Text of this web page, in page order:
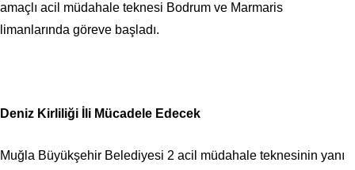
amaçlı acil müdahale teknesi Bodrum ve Marmaris
limanlarında göreve başladı.
Deniz Kirliliği İli Mücadele Edecek
Muğla Büyükşehir Belediyesi 2 acil müdahale teknesinin yanı